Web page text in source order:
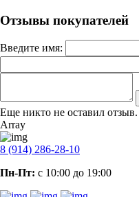
Отзывы покупателей
Введите имя:
Еще никто не оставил
Array
8 (914) 286-28-10
Пн-Пт: с 10:00 до 19:00